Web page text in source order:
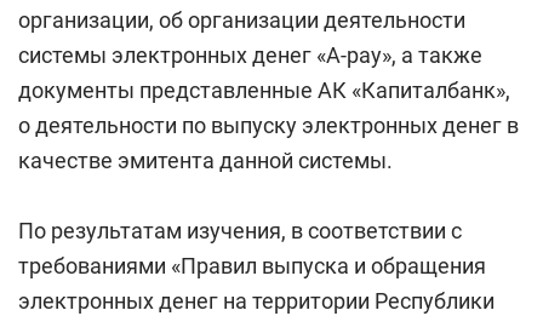
организации, об организации деятельности
системы электронных денег «A-pay», а также
документы представленные АК «Капиталбанк»,
о деятельности по выпуску электронных денег в
качестве эмитента данной системы.
По результатам изучения, в соответствии с
требованиями «Правил выпуска и обращения
электронных денег на территории Республики